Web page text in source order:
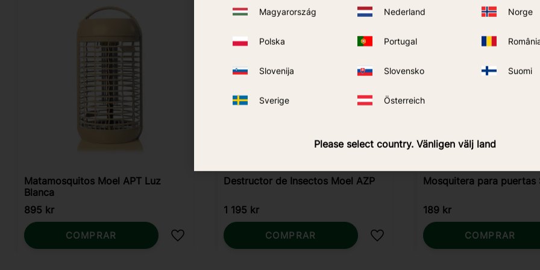
Magyarország Nederland Norge
Polska Portugal
Slovenija Slovensko Suomi
Sverige Österreich
Please select country. Vänligen välj land
Matamosquitos Moel APT Luz
Blanca
895 kr
Añadir a favoritos
COMPRAR
Destructor de Insectos Moel AZP
1 195 kr
Añadir a favoritos
COMPRAR
Mosquitera para puertas
189 kr
COMPRAR